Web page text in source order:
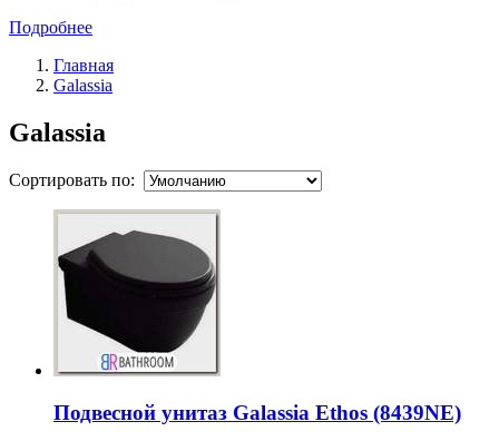
Подробнее
Главная
Galassia
Galassia
Сортировать по:
Подвесной унитаз Galassia Ethos (8439NE)